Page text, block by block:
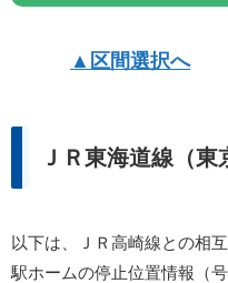
▲区間選択へ
ＪＲ東海道線（東
以下は、ＪＲ高崎線との相
駅ホームの停止位置情報（